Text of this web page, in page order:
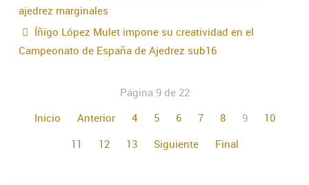
ajedrez marginales
Íñigo López Mulet impone su creatividad en el
Campeonato de España de Ajedrez sub16
Página 9 de 22
Inicio
Anterior 4 5 6 7 8 9
10
11
12 13 Siguiente Final